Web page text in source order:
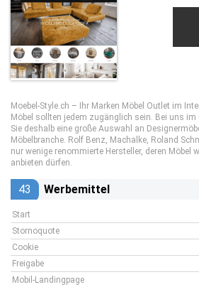
Moebel-Style.ch – Ihr Marken Möbel Outlet im
Möbel sollten jedem zugänglich sein. Bei uns im
Sie deshalb eine große Auswahl an
Möbelbranche. Rolf Benz, Machalke, Roland
nur wenige renommierte Hersteller, deren Möbel
anbieten dürfen.
43 Werbemittel
Start
Stornoquote
Cookie
Freigabe
Mobil-Landingpage